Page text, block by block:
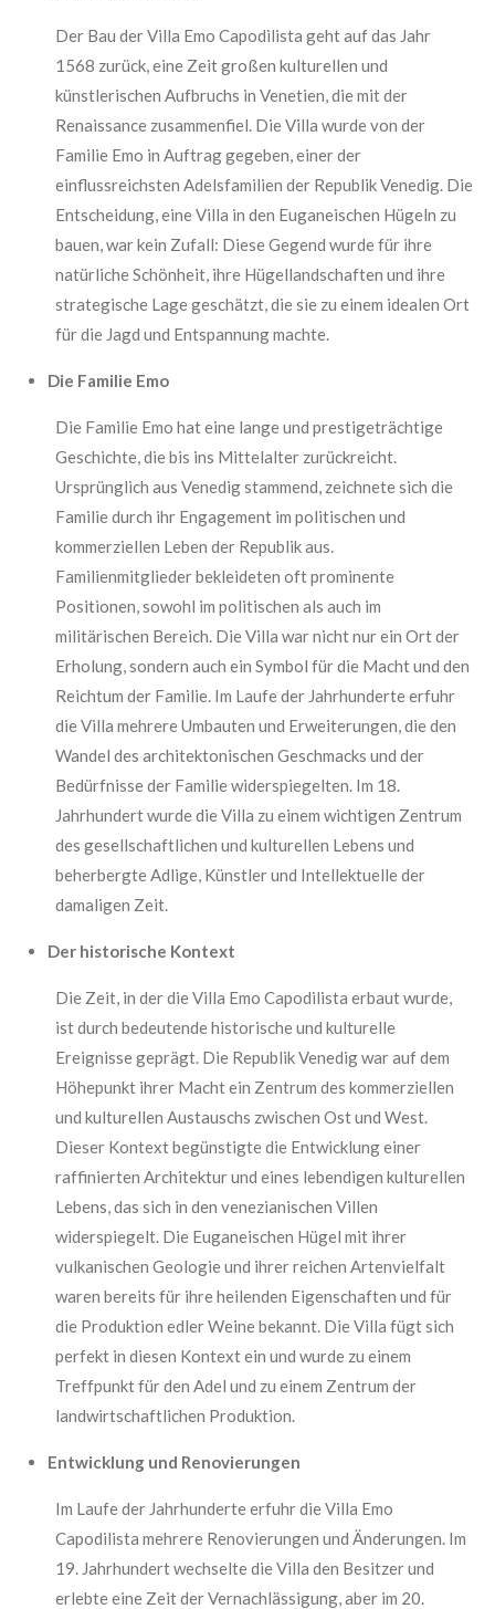
Der Bau der Villa Emo Capodilista geht auf das Jahr
1568 zurück, eine Zeit großen kulturellen und
künstlerischen Aufbruchs in Venetien, die mit der
Renaissance zusammenfiel. Die Villa wurde von der
Familie Emo in Auftrag gegeben, einer der
einflussreichsten Adelsfamilien der Republik Venedig. Die
Entscheidung, eine Villa in den Euganeischen Hügeln zu
bauen, war kein Zufall: Diese Gegend wurde für ihre
natürliche Schönheit, ihre Hügellandschaften und ihre
strategische Lage geschätzt, die sie zu einem idealen Ort
für die Jagd und Entspannung machte.
Die Familie Emo
Die Familie Emo hat eine lange und prestigeträchtige
Geschichte, die bis ins Mittelalter zurückreicht.
Ursprünglich aus Venedig stammend, zeichnete sich die
Familie durch ihr Engagement im politischen und
kommerziellen Leben der Republik aus.
Familienmitglieder bekleideten oft prominente
Positionen, sowohl im politischen als auch im
militärischen Bereich. Die Villa war nicht nur ein Ort der
Erholung, sondern auch ein Symbol für die Macht und den
Reichtum der Familie. Im Laufe der Jahrhunderte erfuhr
die Villa mehrere Umbauten und Erweiterungen, die den
Wandel des architektonischen Geschmacks und der
Bedürfnisse der Familie widerspiegelten. Im 18.
Jahrhundert wurde die Villa zu einem wichtigen Zentrum
des gesellschaftlichen und kulturellen Lebens und
beherbergte Adlige, Künstler und Intellektuelle der
damaligen Zeit.
Der historische Kontext
Die Zeit, in der die Villa Emo Capodilista erbaut wurde,
ist durch bedeutende historische und kulturelle
Ereignisse geprägt. Die Republik Venedig war auf dem
Höhepunkt ihrer Macht ein Zentrum des kommerziellen
und kulturellen Austauschs zwischen Ost und West.
Dieser Kontext begünstigte die Entwicklung einer
raffinierten Architektur und eines lebendigen kulturellen
Lebens, das sich in den venezianischen Villen
widerspiegelt. Die Euganeischen Hügel mit ihrer
vulkanischen Geologie und ihrer reichen Artenvielfalt
waren bereits für ihre heilenden Eigenschaften und für
die Produktion edler Weine bekannt. Die Villa fügt sich
perfekt in diesen Kontext ein und wurde zu einem
Treffpunkt für den Adel und zu einem Zentrum der
landwirtschaftlichen Produktion.
Entwicklung und Renovierungen
Im Laufe der Jahrhunderte erfuhr die Villa Emo
Capodilista mehrere Renovierungen und Änderungen. Im
19. Jahrhundert wechselte die Villa den Besitzer und
erlebte eine Zeit der Vernachlässigung, aber im 20.